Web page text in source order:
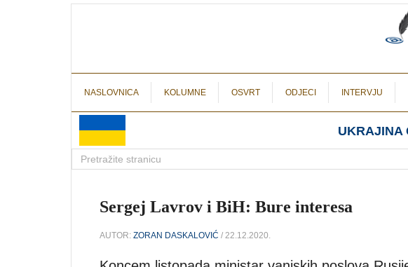
NASLOVNICA KOLUMNE OSVRT ODJECI INTERVJU
UKRAJINA
Sergej Lavrov i BiH: Bure interesa
AUTOR: ZORAN DASKALOVIĆ / 22.12.2020.